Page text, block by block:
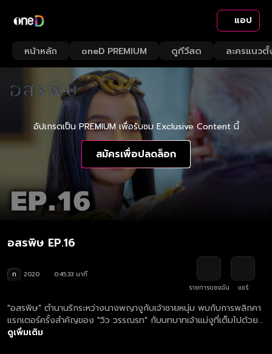
แอป
หน้าหลัก oneD PREMIUM ดูทีวีสด ละครแนวตั้
อัปเกรดเป็น PREMIUM เพื่อรับชม Exclusive Content นี้
สมัครเพื่อปลดล็อก
อสรพิษ EP.16
ท 2020
0:45:33 นาที
รายการของฉัน
แชร์
"อสรพิษ" ตำนานรักระหว่างนางพญางูกับเจ้าชายหนุ่ม พบกับการพลิกคา
แรกเตอร์ครั้งสำคัญของ "วิว วรรณรท" กับบทบาทเจ้าแม่งูที่เต็มไปด้วย
แรงอาฆาตแค้น... นางพญางูหลงรักเจ้าชายรูปงามและโดนคู่หมั้นของเขา
ดูเพิ่มเติม